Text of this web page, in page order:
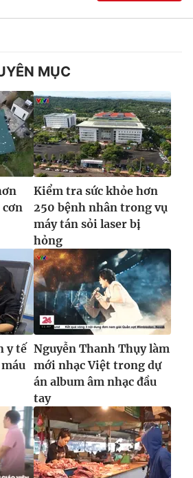
hình thức nếu không có sự chấp
rõ nguồn VTV.vn khi phát hành lại
MỤC
Kiểm tra sức khỏe hơn
250 bệnh nhân trong vụ
máy tán sỏi laser bị
hỏng
y tế Nguyễn Thanh Thụy làm
mới nhạc Việt trong dự
án album âm nhạc đầu
tay